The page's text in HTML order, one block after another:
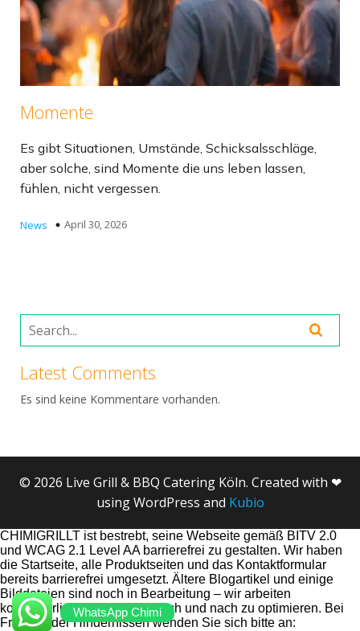
Momente
Es gibt Situationen, Umstände, Schicksalsschläge,
aber solche, sind Momente die uns leben lassen,
fühlen, nicht vergessen.
News April 30, 2026
Latest Comments
Es sind keine Kommentare vorhanden.
© 2026 Live Grill & BBQ Catering Köln. Created with ❤
using WordPress and Kubio
CHIMIGRILLT ist bestrebt, seine Webseite gemäß BITV 2.0
und WCAG 2.1 Level AA barrierefrei zu gestalten. Wir haben
die Startseite, alle Produktseiten und das Kontaktformular
bereits barrierefrei umgesetzt. Ältere Blogartikel und einige
Bilddateien sind noch in Bearbeitung – wir arbeiten
kontinuierlich daran, diese nach und nach zu optimieren. Bei
Fragen oder Hindernissen wenden Sie sich bitte an:
WhatsApp Chimi